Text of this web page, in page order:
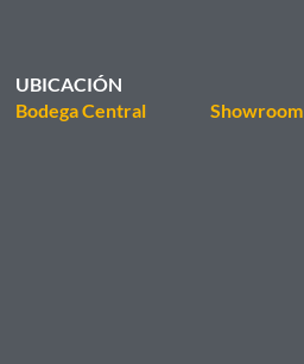
UBICACIÓN
Bodega Central
Showroom